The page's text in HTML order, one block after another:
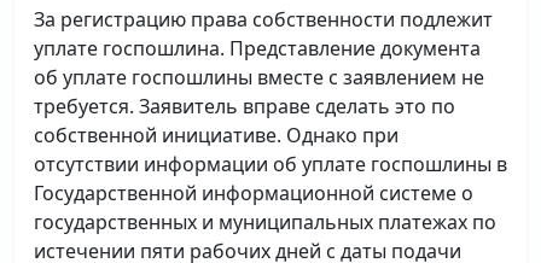
За регистрацию права собственности подлежит
уплате госпошлина. Представление документа
об уплате госпошлины вместе с заявлением не
требуется. Заявитель вправе сделать это по
собственной инициативе. Однако при
отсутствии информации об уплате госпошлины в
Государственной информационной системе о
государственных и муниципальных платежах по
истечении пяти рабочих дней с даты подачи